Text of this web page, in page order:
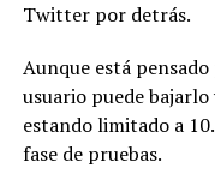
Twitter por detrás.
Aunque está
usuario puede
estando limitado a
fase de pruebas.